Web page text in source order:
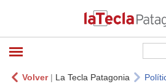
Volver| La Tecla Patagonia